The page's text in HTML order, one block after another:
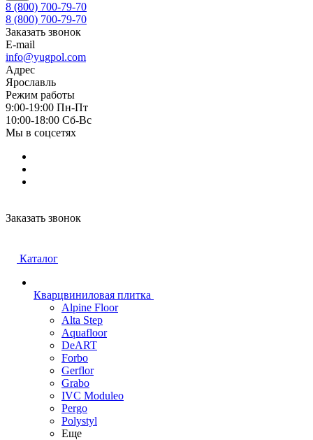
8 (800) 700-79-70
8 (800) 700-79-70
Заказать звонок
E-mail
info@yugpol.com
Адрес
Ярославль
Режим работы
9:00-19:00 Пн-Пт
10:00-18:00 Cб-Вс
Мы в соцсетях
Заказать звонок
Каталог
Кварцвиниловая плитка
Alpine Floor
Alta Step
Aquafloor
DeART
Forbo
Gerflor
Grabo
IVC Moduleo
Pergo
Polystyl
Еще